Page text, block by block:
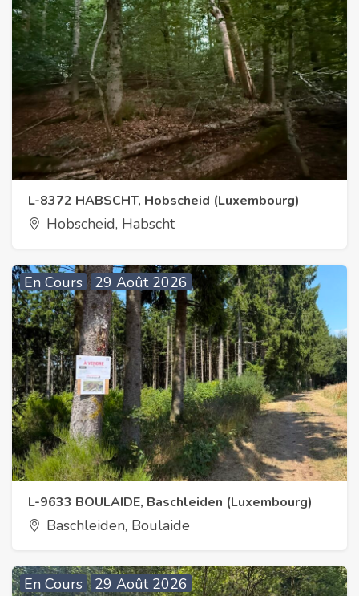
L-8372 HABSCHT, Hobscheid (Luxembourg)
Hobscheid, Habscht
En Cours 29 Août 2026
L-9633 BOULAIDE, Baschleiden (Luxembourg)
Baschleiden, Boulaide
En Cours 29 Août 2026